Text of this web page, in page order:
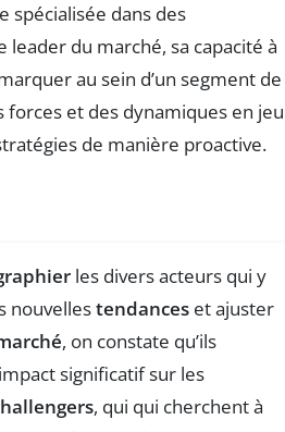
spécialisée dans des
du marché, sa capacité à
au sein d’un segment de
et des dynamiques en jeu
de manière proactive.
les divers acteurs qui y
nouvellestendances et ajuster
, on constate qu’ils
significatif sur les
, qui qui cherchent à